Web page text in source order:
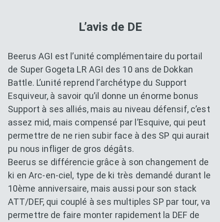
L’avis de DE
Beerus AGI est l’unité complémentaire du portail
de Super Gogeta LR AGI des 10 ans de Dokkan
Battle. L’unité reprend l’archétype du Support
Esquiveur, à savoir qu’il donne un énorme bonus
Support à ses alliés, mais au niveau défensif, c’est
assez mid, mais compensé par l’Esquive, qui peut
permettre de ne rien subir face à des SP qui aurait
pu nous infliger de gros dégâts.
Beerus se différencie grâce à son changement de
ki en Arc-en-ciel, type de ki très demandé durant le
10ème anniversaire, mais aussi pour son stack
ATT/DEF, qui couplé à ses multiples SP par tour, va
permettre de faire monter rapidement la DEF de